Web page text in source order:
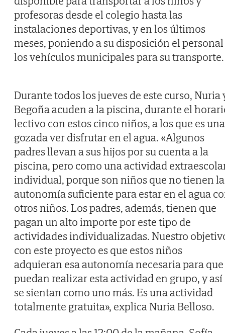
profesoras desde el colegio hasta las
instalaciones deportivas, y en los últimos
meses, poniendo a su disposición el
los vehículos municipales para su transporte.
Durante todos los jueves de este curso, Nuria
Begoña acuden a la piscina, durante el
lectivo con estos cinco niños, a los que es una
gozada ver disfrutar en el agua. «Algunos
padres llevan a sus hijos por su cuenta a la
piscina, pero como una actividad
individual, porque son niños que no tienen la
autonomía suficiente para estar en el agua
otros niños. Los padres, además, tienen que
pagan un alto importe por este tipo de
actividades individualizadas. Nuestro
con este proyecto es que estos niños
adquieran esa autonomía necesaria para que
puedan realizar esta actividad en grupo, y así
se sientan como uno más. Es una actividad
totalmente gratuita», explica Nuria Belloso.